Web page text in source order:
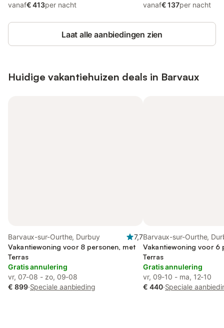
vanaf€ 413per nacht vanaf€ 137per nacht
Laat alle aanbiedingen zien
Huidige vakantiehuizen deals in Barvaux
Barvaux-sur-Ourthe, Durbuy
7,7
Vakantiewoning voor 8 personen, met
Terras
Gratis annulering
vr, 07-08 - zo, 09-08
€ 899·Speciale aanbieding
Barvaux-sur-Ourthe,
Vakantiewoning voor 6
Terras
Gratis annulering
vr, 09-10 - ma, 12-10
€ 440·Speciale